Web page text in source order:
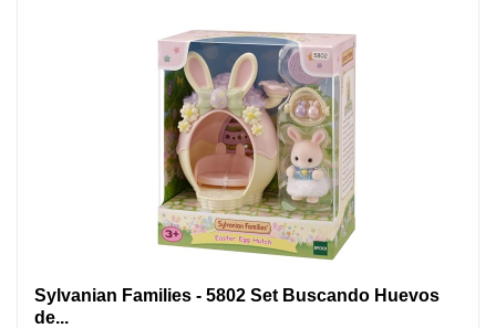
Sylvanian Families - 5802 Set Buscando Huevos
de...